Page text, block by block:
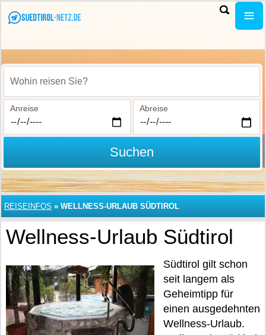
Wohin reisen Sie?
Anreise Abreise
Suchen
REISEINFOS » WELLNESS-URLAUB SÜDTIROL
Wellness-Urlaub Südtirol
Südtirol gilt schon
seit langem als
Geheimtipp für
einen ausgedehnten
Wellness-Urlaub.